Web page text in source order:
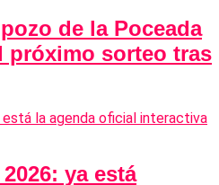
de la Poceada
próximo sorteo tras
ya está